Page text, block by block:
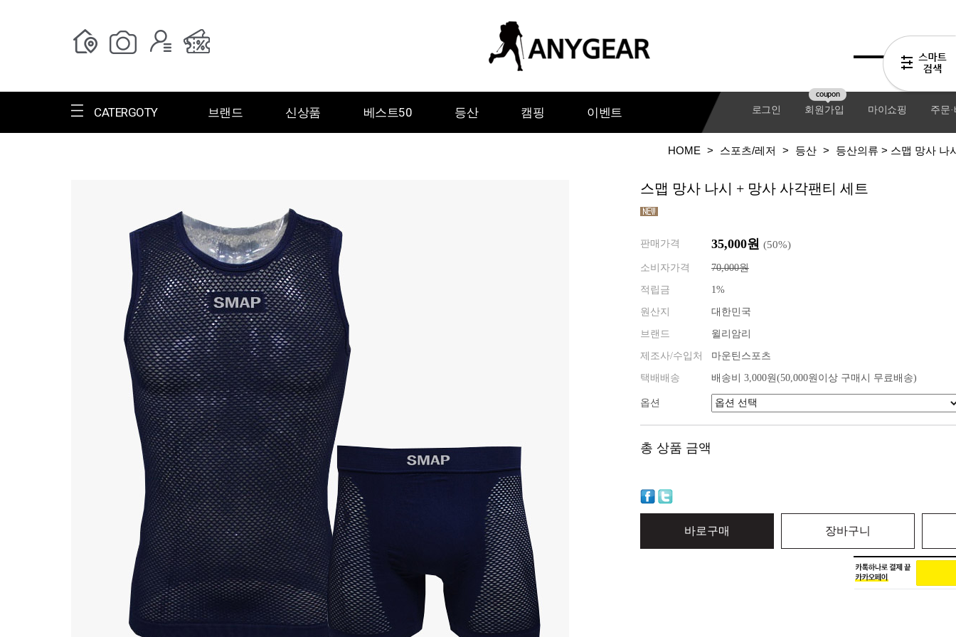
CATERGOTY 브랜드 신상품 베스트50 등산 캠핑 이벤트 로그인 회원가입
coupon
마이쇼핑 주문
ㄴ ㄷ ㄹ ㅁ ㅂ ㅅ ㅇ
그랑저 그레고리 기어팩
HOME > 스포츠/레저 > 등산 > 등산의류 > 스맵 망사 나
스맵 망사 나시 + 망사 사각팬티 세트
판매가격 35,000원 (50%)
소비자가격 70,000원
적립금 1%
원산지 대한민국
브랜드 윌리암리
제조사/수입처 마운틴스포츠
택배배송 배송비 3,000원(50,000원이상 구매시 무료배송)
옵션
총 상품 금액
바로구매 장바구니